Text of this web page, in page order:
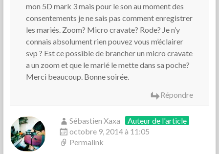
mon 5D mark 3 mais pour le son au moment des
consentements je ne sais pas comment enregistrer
les mariés. Zoom? Micro cravate? Rode? Je n’y
connais absolument rien pouvez vous m’éclairer
svp ? Est ce possible de brancher un micro cravate
a un zoom et que le marié le mette dans sa poche?
Merci beaucoup. Bonne soirée.
Répondre
Sébastien Xaxa
Auteur de l'article
octobre 9, 2014 à 11:05
Permalink